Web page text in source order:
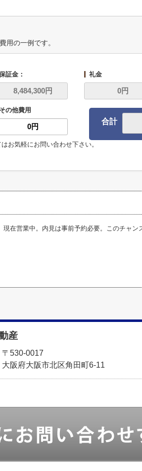
用の一例です。
証金： 礼金
その他費用
合計
お気軽にお問い合わせ下さい。
在営業中。内見は事前予約必要。このチャン
産
〒530-0017
大阪府大阪市北区角田町6-11